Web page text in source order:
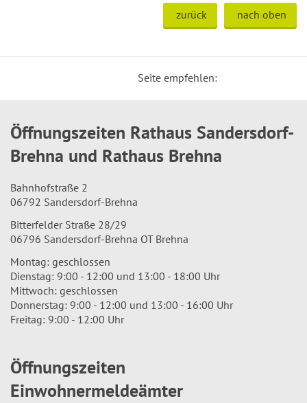
zurück nach oben
Seite empfehlen:
Öffnungszeiten Rathaus Sandersdorf-
Brehna und Rathaus Brehna
Bahnhofstraße 2
06792 Sandersdorf-Brehna
Bitterfelder Straße 28/29
06796 Sandersdorf-Brehna OT Brehna
Montag: geschlossen
Dienstag: 9:00 - 12:00 und 13:00 - 18:00 Uhr
Mittwoch: geschlossen
Donnerstag: 9:00 - 12:00 und 13:00 - 16:00 Uhr
Freitag: 9:00 - 12:00 Uhr
Öffnungszeiten
Einwohnermeldeämter